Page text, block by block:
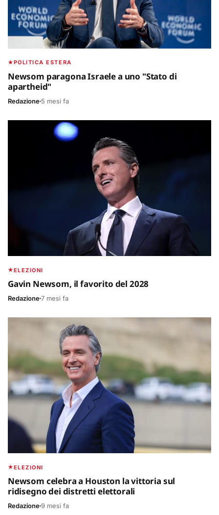
POLITICA ESTERA
Newsom paragona Israele a uno "Stato di
apartheid"
Redazione 5 mesi fa
ELEZIONI
Gavin Newsom, il favorito del 2028
Redazione7 mesi fa
ELEZIONI
Newsom celebra a Houston la vittoria sul
ridisegno dei distretti elettorali
Redazione9 mesi fa